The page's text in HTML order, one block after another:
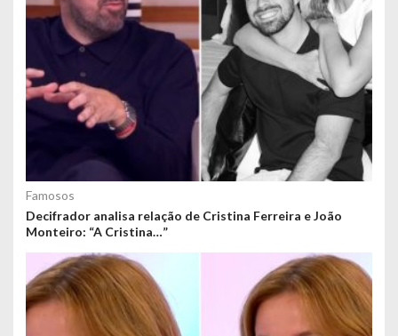
Famosos
Decifrador analisa relação de Cristina Ferreira e João
Monteiro: “A Cristina…”